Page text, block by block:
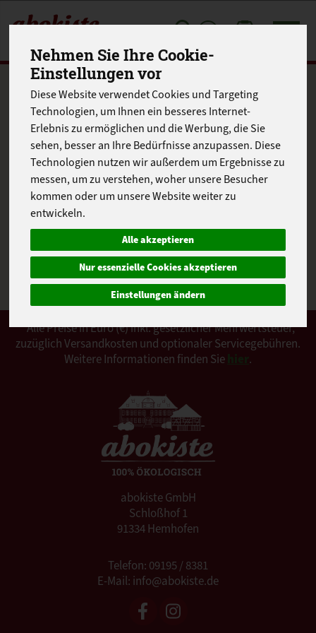
Nehmen Sie Ihre Cookie-
Einstellungen vor
Diese Website verwendet Cookies und Targeting
Technologien, um Ihnen ein besseres Internet-
Erlebnis zu ermöglichen und die Werbung, die Sie
sehen, besser an Ihre Bedürfnisse anzupassen. Diese
Technologien nutzen wir außerdem um Ergebnisse zu
messen, um zu verstehen, woher unsere Besucher
kommen oder um unsere Website weiter zu
entwickeln.
Alle akzeptieren
Nur essenzielle Cookies akzeptieren
Einstellungen ändern
Produkte Obst & Nüsse
Produkt "Kiwi grün"
nicht verfügbar.
Das von Ihnen gesuchte Produkt ist leider zur Zeit nicht
*Alle Preise in Euro (€) inkl. gesetzlicher Mehrwertsteuer,
zuzüglich Versandkosten und optionaler Servicegebühren.
Weitere Informationen finden Sie
.
abokiste GmbH
Schloßhof 1
91334 Hemhofen
Telefon: 09195 / 8381
E-Mail: info@abokiste.de